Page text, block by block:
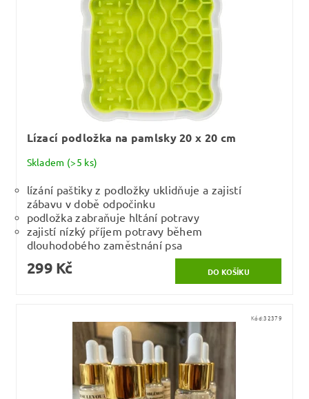
Lízací podložka na pamlsky 20 x 20 cm
Skladem (>5 ks)
lízání paštiky z podložky uklidňuje a zajistí
zábavu v době odpočinku
podložka zabraňuje hltání potravy
zajistí nízký příjem potravy během
dlouhodobého zaměstnání psa
299 Kč
Kód:32379